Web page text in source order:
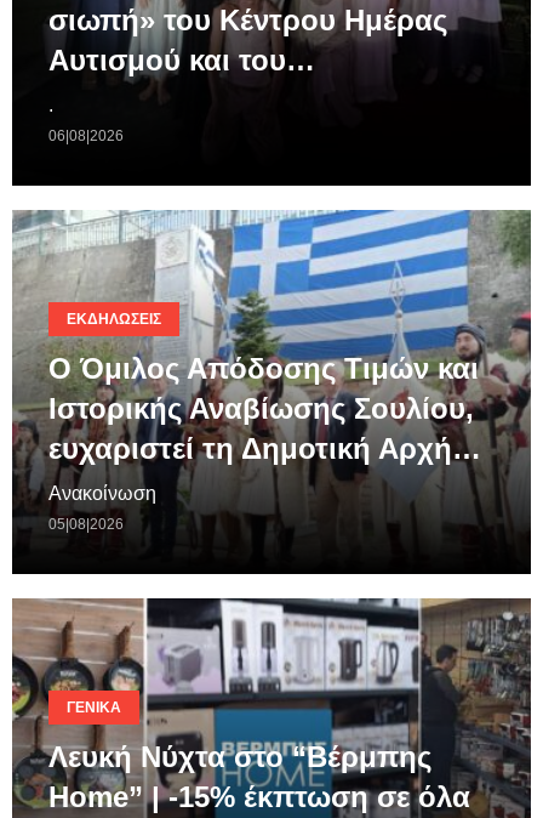
σιωπή» του Κέντρου Ημέρας
Αυτισμού και του…
.
06|08|2026
ΕΚΔΗΛΏΣΕΙΣ
Ο Όμιλος Απόδοσης Τιμών και
Ιστορικής Αναβίωσης Σουλίου,
ευχαριστεί τη Δημοτική Αρχή…
Ανακοίνωση
05|08|2026
ΓΕΝΙΚΆ
Λευκή Νύχτα στο “Βέρμπης
Home” | -15% έκπτωση σε όλα